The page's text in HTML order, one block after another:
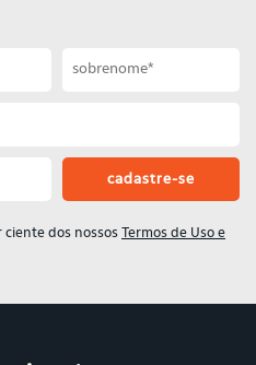
ciente dos nossos
Termos de Uso e